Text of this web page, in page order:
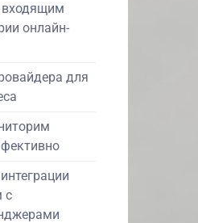
входящим
онлайн-
для
с